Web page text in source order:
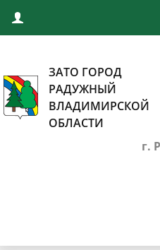
ЗАТО ГОРОД
РАДУЖНЫЙ
ВЛАДИМИРСКОЙ
ОБЛАСТИ
г.